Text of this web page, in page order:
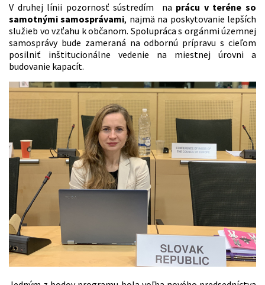
V druhej línii pozornosť sústredím na prácu v teréne so
samotnými samosprávami, najmä na poskytovanie lepších
služieb vo vzťahu k občanom. Spolupráca s orgánmi územnej
samosprávy bude zameraná na odbornú prípravu s cieľom
posilniť inštitucionálne vedenie na miestnej úrovni a
budovanie kapacít.